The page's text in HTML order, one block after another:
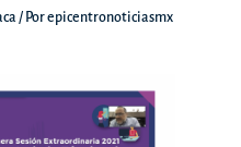
/ Porepicentronoticiasmx